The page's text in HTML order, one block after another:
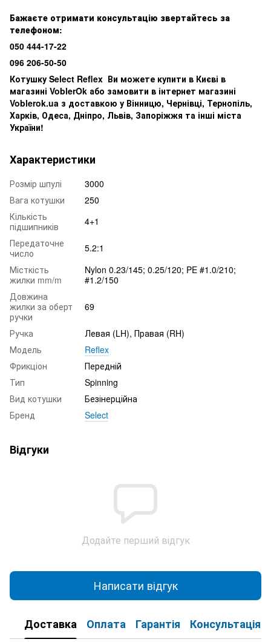
Бажаєте отримати консультацію звертайтесь за
телефоном:
050 444-17-22
096 206-50-50
Котушку Select Reflex Ви можете купити в Києві в
магазині VoblerOk або замовити в інтернет магазині
Voblerok.ua з доставкою у Вінницю, Чернівці, Тернопіль,
Харків, Одеса, Дніпро, Львів, Запоріжжя та інші міста
України!
Характеристики
Розмір шпулі
3000
Вага котушки
250
Кількість
підшипників
4+1
Передаточне
число
5.2:1
Місткість
жилки mm/m
Nylon 0.23/145; 0.25/120; PE #1.0/210;
#1.2/150
Довжина
жилки за оберт
ручки
69
Ручка
Левая (LH), Правая (RH)
Модель
Reflex
Фрикціон
Передній
Тип
Spinning
Вид котушки
Безінерційна
Бренд
Select
Відгуки
Додайте перший відгук
Написати відгук
Доставка Оплата Гарантія Консультація